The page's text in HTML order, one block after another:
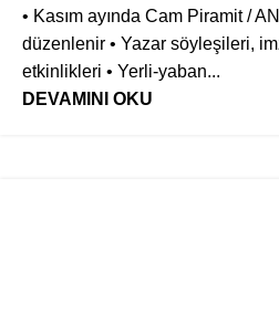
• Kasım ayında Cam Piramit /
düzenlenir • Yazar söyleşileri,
etkinlikleri • Yerli-yaban...
DEVAMINI OKU